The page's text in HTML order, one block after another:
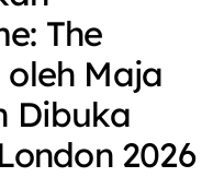
The
Maja
Dibuka
2026